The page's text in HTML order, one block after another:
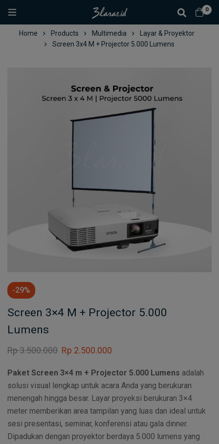
0
Home Products Multimedia
Layar & Proyektor
Screen 3x4 M + Projector 5.000 Lumens
-29%
Screen 3×4 M + Projector 5.000
Lumens
Rp3.500.000 Rp 2.500.000
Paket Screen 3×4 m + Projector 5.000 Lumens adalah
solusi visual lengkap untuk acara Anda yang berukuran
menengah hingga besar. Layar proyeksi berukuran 3×4
meter memberikan area tampilan yang luas dan ideal untuk
sesi presentasi, seminar, konferensi atau gala dinner.
Dipadukan dengan proyektor berdaya 5.000 lumens yang